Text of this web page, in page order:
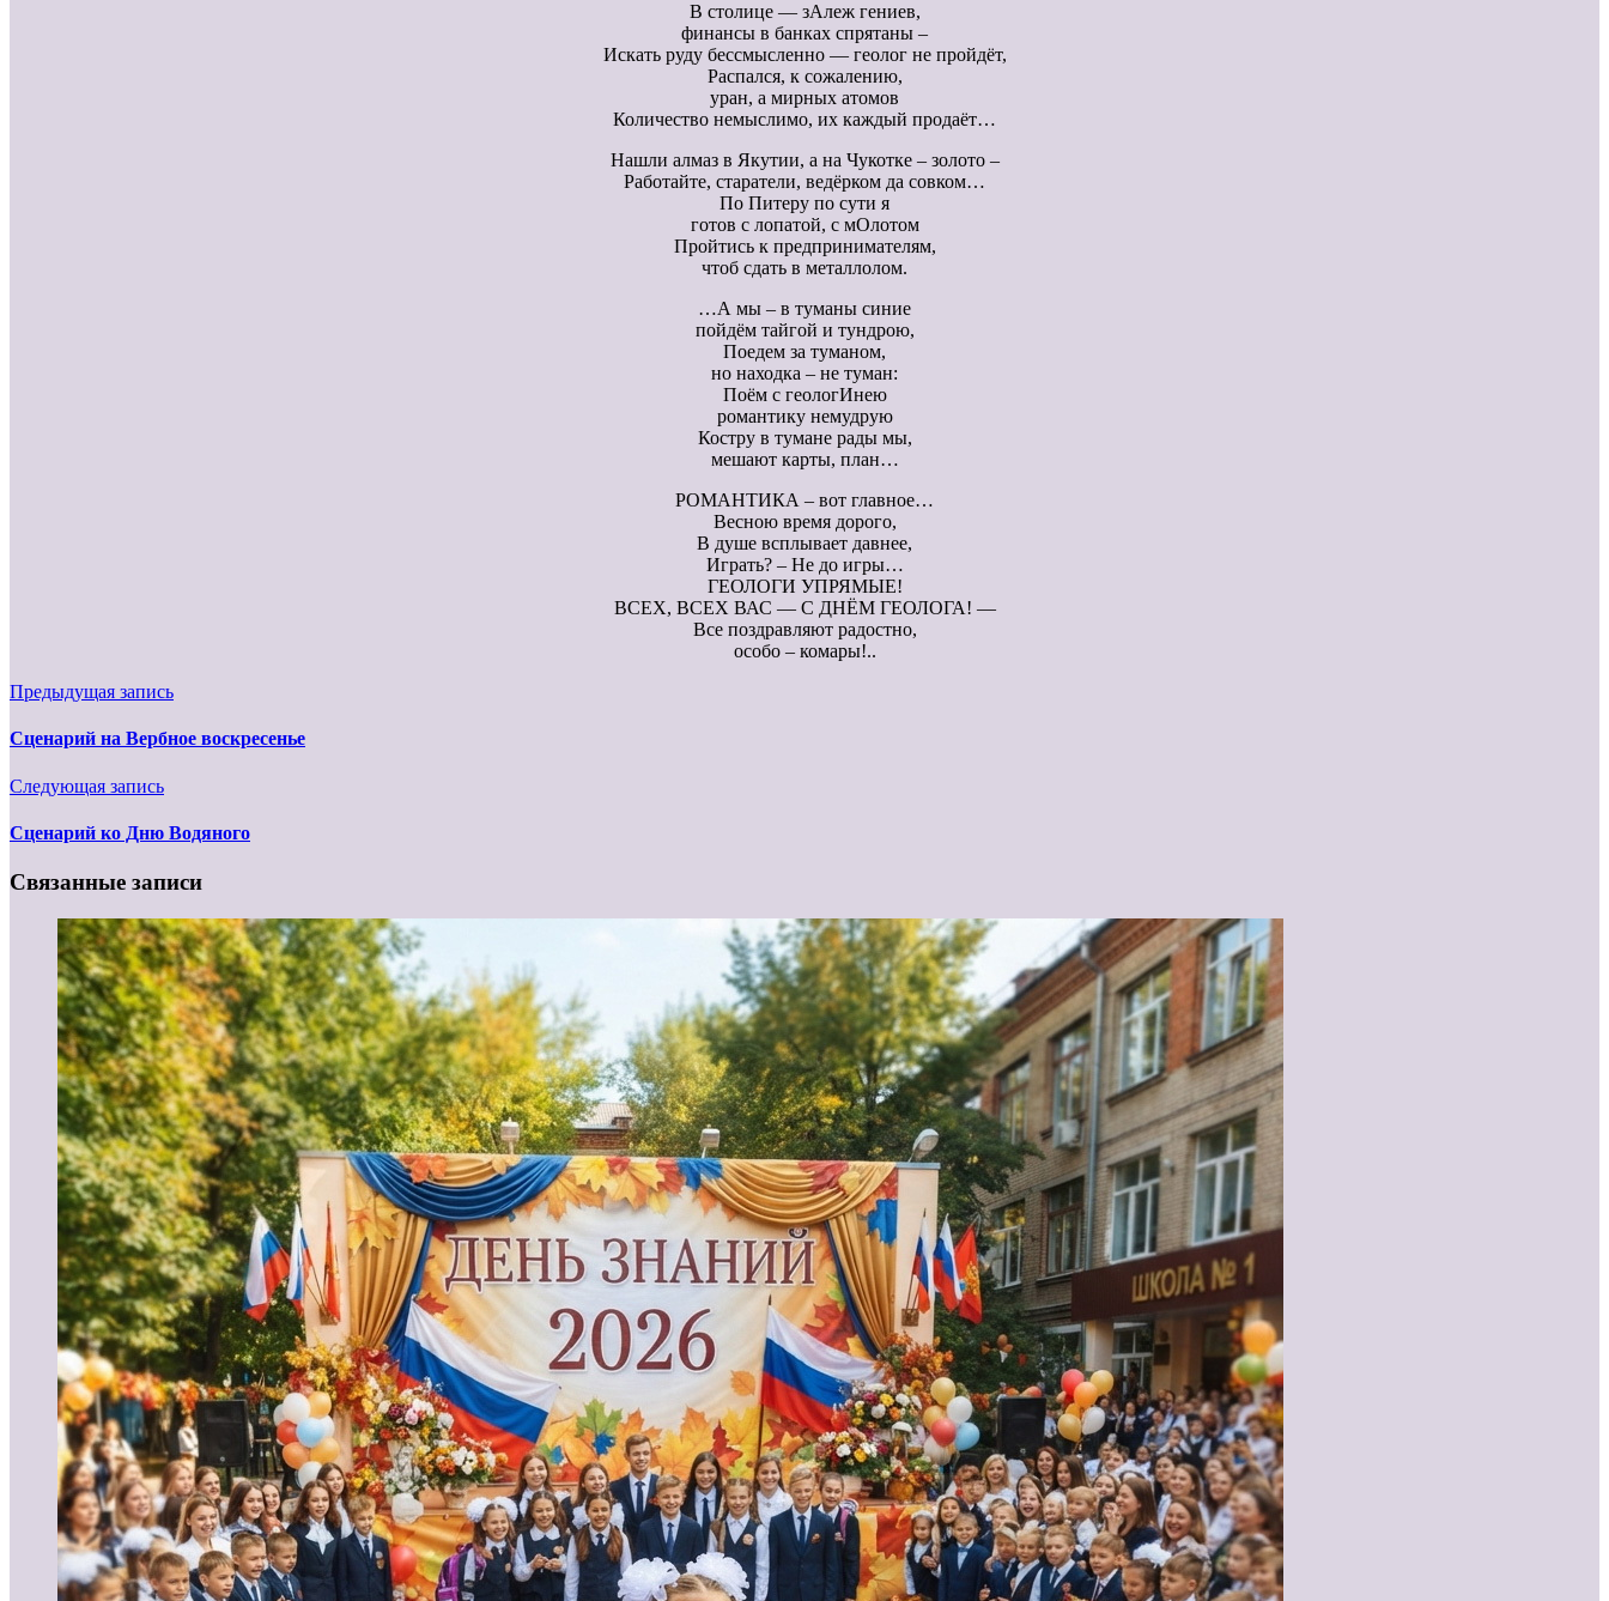
В столице — зАлеж гениев,
финансы в банках спрятаны –
Искать руду бессмысленно — геолог не пройдёт,
Распался, к сожалению,
уран, а мирных атомов
Количество немыслимо, их каждый продаёт…
Нашли алмаз в Якутии, а на Чукотке – золото –
Работайте, старатели, ведёрком да совком…
По Питеру по сути я
готов с лопатой, с мОлотом
Пройтись к предпринимателям,
чтоб сдать в металлолом.
…А мы – в туманы синие
пойдём тайгой и тундрою,
Поедем за туманом,
но находка – не туман:
Поём с геологИнею
романтику немудрую
Костру в тумане рады мы,
мешают карты, план…
РОМАНТИКА – вот главное…
Весною время дорого,
В душе всплывает давнее,
Играть? – Не до игры…
ГЕОЛОГИ УПРЯМЫЕ!
ВСЕХ, ВСЕХ ВАС — С ДНЁМ ГЕОЛОГА! —
Все поздравляют радостно,
особо – комары!..
Предыдущая запись
Сценарий на Вербное воскресенье
Следующая запись
Сценарий ко Дню Водяного
Связанные записи